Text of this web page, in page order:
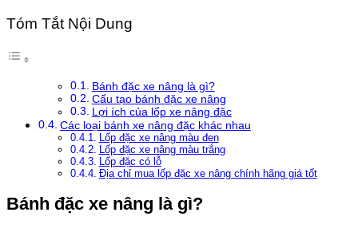
Tóm Tắt Nội Dung
Bánh đặc xe nâng là gì?
Cấu tạo bánh đặc xe nâng
Lợi ích của lốp xe nâng đặc
Các loại bánh xe nâng đặc khác nhau
Lốp đặc xe nâng màu đen
Lốp đặc xe nâng màu trắng
Lốp đặc có lỗ
Địa chỉ mua lốp đặc xe nâng chính hãng giá tốt
Bánh đặc xe nâng là gì?